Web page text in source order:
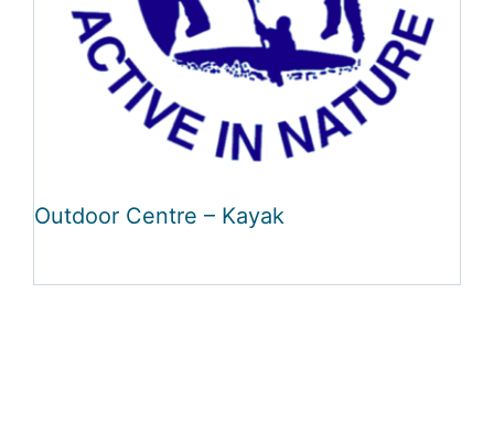
Outdoor Centre – Kayak